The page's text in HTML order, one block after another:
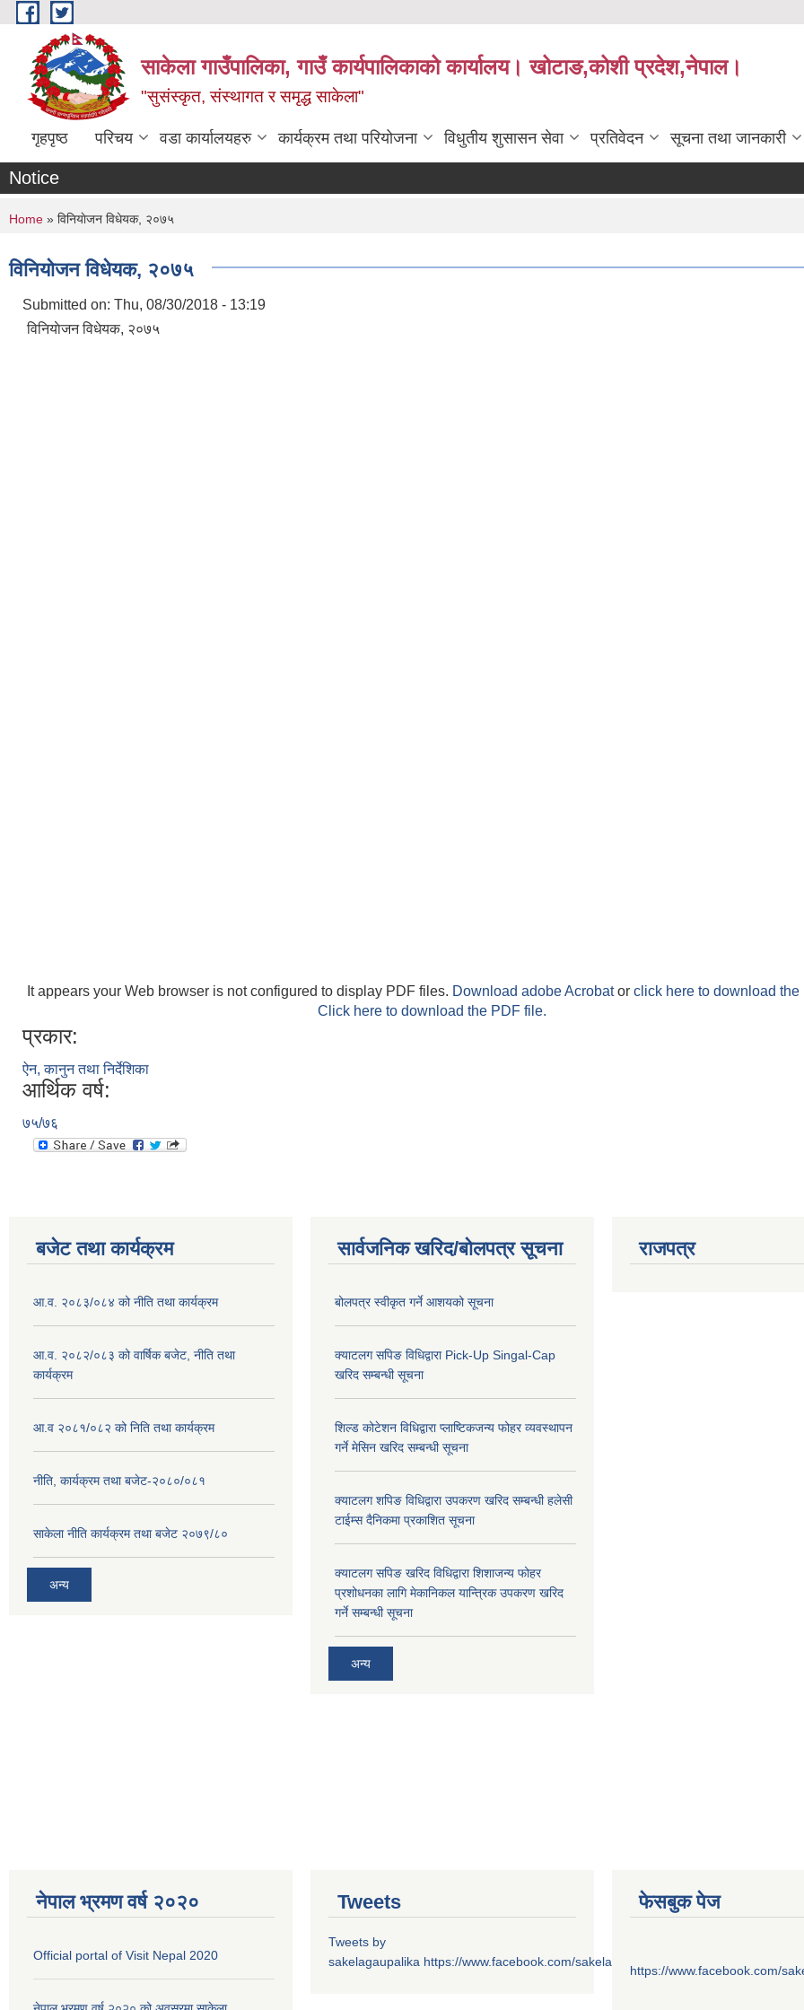
Skip to main content
साकेला गाउँपालिका, गाउँ कार्यपालिकाको कार्यालय। खोटाङ,कोशी प्रदेश,नेपाल।
"सुसंस्कृत, संस्थागत र समृद्ध साकेला"
गृहपृष्ठ परिचय वडा कार्यालयहरु कार्यक्रम तथा परियोजना विधुतीय शुसासन सेवा प्रतिवेदन सूचना तथा जानकारी
Notice
You are here
Home » विनियाेजन विधेयक, २०७५
विनियाेजन विधेयक, २०७५
Submitted on: Thu, 08/30/2018 - 13:19
विनियाेजन विधेयक, २०७५
It appears your Web browser is not configured to display PDF files. Download adobe Acrobator click here to download the
Click here to download the PDF file.
प्रकार:
ऐन, कानुन तथा निर्देशिका
आर्थिक वर्ष:
७५/७६
बजेट तथा कार्यक्रम
आ.व. २०८३/०८४ को नीति तथा कार्यक्रम
आ.व. २०८२/०८३ को वार्षिक बजेट, नीति तथा
कार्यक्रम
आ.व २०८१/०८२ को निति तथा कार्यक्रम
नीति, कार्यक्रम तथा बजेट-२०८०/०८१
साकेला नीति कार्यक्रम तथा बजेट २०७९/८०
अन्य
सार्वजनिक खरिद/बोलपत्र सूचना
बोलपत्र स्वीकृत गर्ने आशयको सूचना
क्याटलग सपिङ विधिद्वारा Pick-Up Singal-Cap
खरिद सम्बन्धी सूचना
शिल्ड कोटेशन विधिद्वारा प्लाष्टिकजन्य फोहर व्यवस्थापन
गर्ने मेसिन खरिद सम्बन्धी सूचना
क्याटलग शपिङ विधिद्वारा उपकरण खरिद सम्बन्धी हलेसी
टाईम्स दैनिकमा प्रकाशित सूचना
क्याटलग सपिङ खरिद विधिद्वारा शिशाजन्य फोहर
प्रशोधनका लागि मेकानिकल यान्त्रिक उपकरण खरिद
गर्ने सम्बन्धी सूचना
अन्य
राजपत्र
नेपाल भ्रमण वर्ष २०२०
Official portal of Visit Nepal 2020
Tweets
Tweets by
sakelagaupalika https://www.facebook.com/sakelaonline1
फेसबुक पेज
https://www.facebook.com/